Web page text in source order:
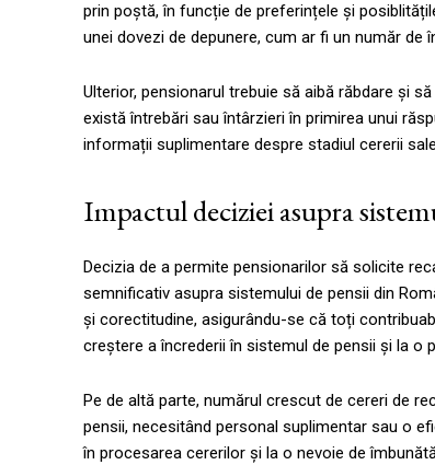
prin poștă, în funcție de preferințele și
unei dovezi de depunere, cum ar fi un număr
Ulterior, pensionarul trebuie să aibă răbdare și
există întrebări sau întârzieri în primirea unui
informații suplimentare despre stadiul cererii
Impactul deciziei asupra
Decizia de a permite pensionarilor să solicite
semnificativ asupra sistemului de pensii din
și corectitudine, asigurându-se că toți
creștere a încrederii în sistemul de pensii și la o
Pe de altă parte, numărul crescut de cereri de
pensii, necesitând personal suplimentar sau o
în procesarea cererilor și la o nevoie de